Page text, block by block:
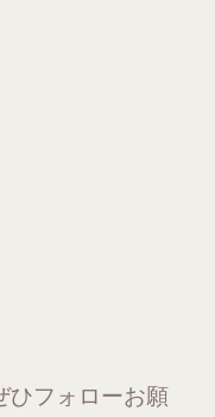
ひフォローお願